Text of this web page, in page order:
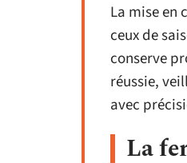
La mise en
ceux de
conserve
réussie,
avec
La